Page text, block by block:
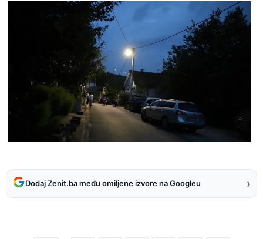
Dodaj Zenit.ba među omiljene izvore na Googleu ›